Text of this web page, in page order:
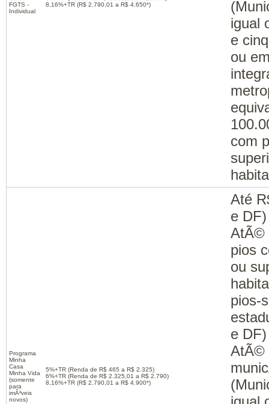
FGTS -
Individual
8,16%+TR (R$ 2.790,01 a R$ 4.650*)
igual
e
ou
com
Programa
Minha
Casa
Minha Vida
(somente
para
imÃ³veis
novos)
5%+TR (Renda de R$ 465 a R$ 2.325)
6%+TR (Renda de R$ 2.325,01 a R$ 2.790)
8,16%+TR (R$ 2.790,01 a R$ 4.900*)
Até
e DF)
AtÃ©
pios
ou
pios-
e DF)
AtÃ©